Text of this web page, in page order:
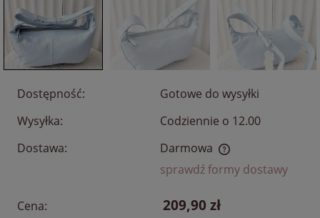
Dostępność:
Gotowe do wysyłki
Wysyłka:
Codziennie o 12.00
Dostawa:
Darmowa
Cena nie zawiera ewentualnych kosztów płatności
sprawdź formy dostawy
Cena: 209,90 zł